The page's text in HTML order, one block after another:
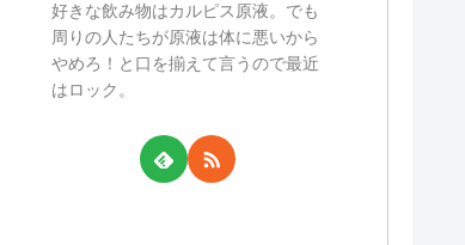
好きな飲み物はカルピス原液。でも
周りの人たちが原液は体に悪いから
やめろ！と口を揃えて言うので最近
はロック。